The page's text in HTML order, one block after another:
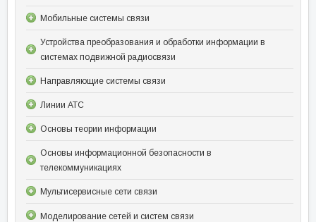
Мобильные системы связи
Устройства преобразования и обработки информации в
системах подвижной радиосвязи
Направляющие системы связи
Линии АТС
Основы теории информации
Основы информационной безопасности в
телекоммуникациях
Мультисервисные сети связи
Моделирование сетей и систем связи